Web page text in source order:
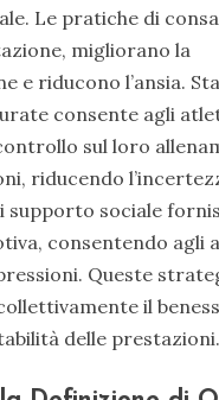
Le pratiche di
migliorano la
e riducono l’ansia.
consente agli
sul loro
riducendo
supporto sociale
consentendo agli
Queste
il
delle prestazioni.